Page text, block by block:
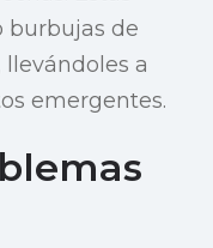
burbujas de
a
emergentes.